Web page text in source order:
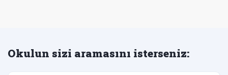
Okulun sizi aramasını isterseniz: